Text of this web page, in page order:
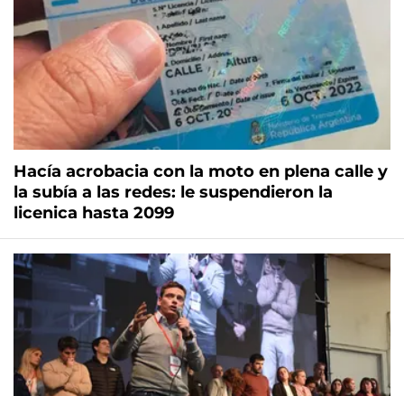
Hacía acrobacia con la moto en plena calle y
la subía a las redes: le suspendieron la
licenica hasta 2099